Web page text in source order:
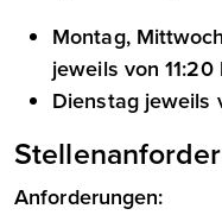
Montag,
jeweils von 11:20
Dienstag jeweils
Anforderungen: